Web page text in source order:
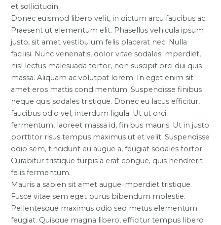
et sollicitudin.
Donec euismod libero velit, in dictum arcu faucibus ac.
Praesent ut elementum elit. Phasellus vehicula ipsum
justo, sit amet vestibulum felis placerat nec. Nulla
facilisi. Nunc venenatis, dolor vitae sodales imperdiet,
nisl lectus malesuada tortor, non suscipit orci dui quis
massa. Aliquam ac volutpat lorem. In eget enim sit
amet eros mattis condimentum. Suspendisse finibus
neque quis sodales tristique. Donec eu lacus efficitur,
faucibus odio vel, interdum ligula. Ut ut orci
fermentum, laoreet massa id, finibus mauris. Ut in justo
porttitor risus tempus maximus ut et velit. Suspendisse
odio sem, tincidunt eu augue a, feugiat sodales tortor.
Curabitur tristique turpis a erat congue, quis hendrerit
felis fermentum.
Mauris a sapien sit amet augue imperdiet tristique.
Fusce vitae sem eget purus bibendum molestie.
Pellentesque maximus odio sed metus elementum
feugiat. Quisque magna libero, efficitur tempus libero